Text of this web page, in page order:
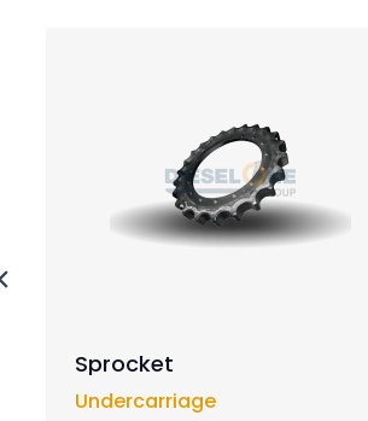
Sprocket
Undercarriage